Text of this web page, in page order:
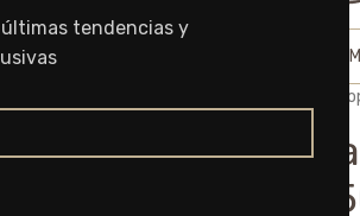
tendencias y
HOME COMO